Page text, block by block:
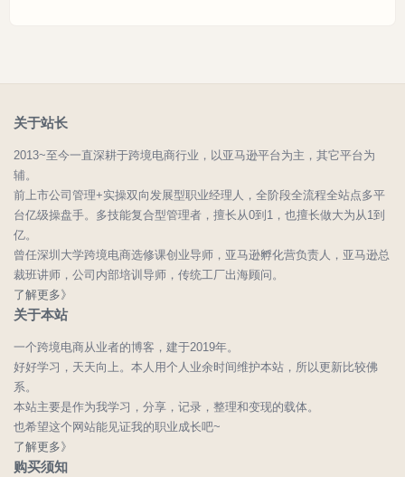
关于站长
2013~至今一直深耕于跨境电商行业，以亚马逊平台为主，其它平台为
辅。
前上市公司管理+实操双向发展型职业经理人，全阶段全流程全站点多平
台亿级操盘手。多技能复合型管理者，擅长从0到1，也擅长做大为从1到
亿。
曾任深圳大学跨境电商选修课创业导师，亚马逊孵化营负责人，亚马逊总
裁班讲师，公司内部培训导师，传统工厂出海顾问。
了解更多》
关于本站
一个跨境电商从业者的博客，建于2019年。
好好学习，天天向上。本人用个人业余时间维护本站，所以更新比较佛
系。
本站主要是作为我学习，分享，记录，整理和变现的载体。
也希望这个网站能见证我的职业成长吧~
了解更多》
购买须知